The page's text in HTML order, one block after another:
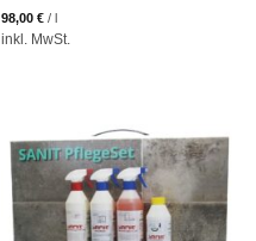
98,00 €/
inkl. MwSt.